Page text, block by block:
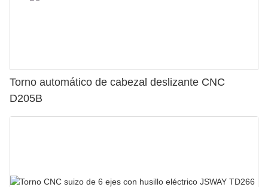
Torno automático de cabezal deslizante CNC
D205B